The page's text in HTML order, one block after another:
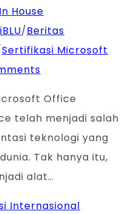
House
/Beritas
Sertifikasi Microsoft
Office
telah menjadi salah
teknologi yang
Tak hanya itu,
alat…
Internasional